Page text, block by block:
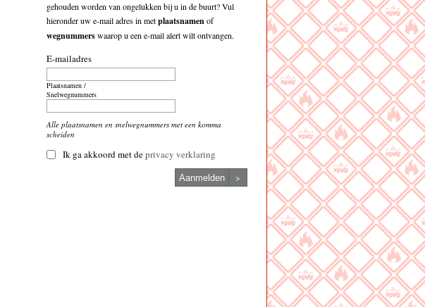
gehouden worden van ongelukken bij u in de buurt? Vul
hieronder uw e-mail adres in metplaatsnamenof
wegnummerswaarop u een e-mail alert wilt ontvangen.
E-mailadres
Plaatsnamen /
Snelwegnummers
Alle plaatsnamen en snelwegnummers met een komma
scheiden
Ik ga akkoord met deprivacy verklaring
>